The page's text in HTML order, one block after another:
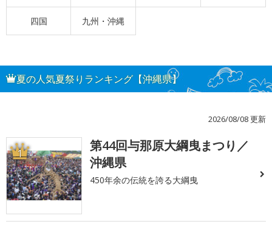
四国 九州・沖縄
夏の人気夏祭りランキング【沖縄県】
2026/08/08 更新
1
第44回与那原大綱曳まつり／
沖縄県
450年余の伝統を誇る大綱曳